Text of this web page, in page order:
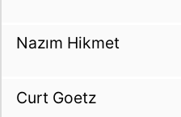
Nazım Hikmet
Curt Goetz